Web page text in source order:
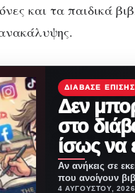
και τα παιδικά
ΔΙΆΒΑΣΕ ΕΠΊΣΗΣ
Δεν
στο
ίσως να
Αν ανήκεις σε
που ανοίγουν
4 ΑΥΓΟΎΣΤΟΥ, 2026